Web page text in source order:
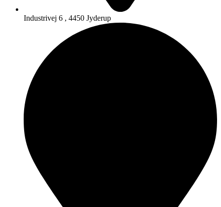
Industrivej 6 , 4450 Jyderup